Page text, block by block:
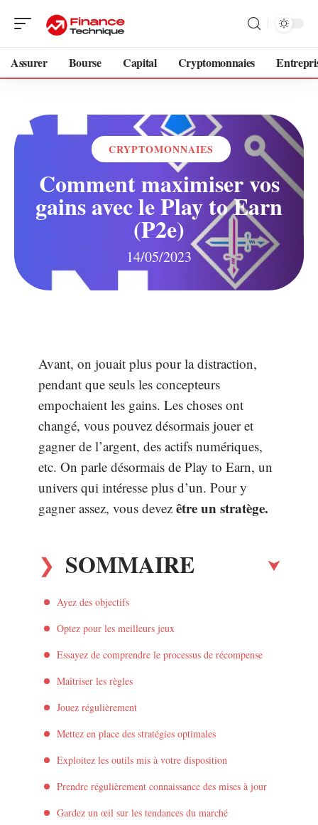
Assurer Bourse Capital Cryptomonnaies
CRYPTOMONNAIES
Comment maximiser vos
gains avec le Play to Earn
(P2e)
14/05/2023
Avant, on jouait plus pour la distraction,
pendant que seuls les concepteurs
empochaient les gains. Les choses ont
changé, vous pouvez désormais jouer et
gagner de l’argent, des actifs numériques,
etc. On parle désormais de Play to Earn, un
univers qui intéresse plus d’un. Pour y
gagner assez, vous devez être un stratège.
SOMMAIRE
Ayez des objectifs
Optez pour les meilleurs jeux
Essayez de comprendre le processus de récompense
Maîtriser les règles
Jouez régulièrement
Mettez en place des stratégies optimales
Exploitez les outils mis à votre disposition
Prendre régulièrement connaissance des mises à jour
Gardez un œil sur les tendances du marché